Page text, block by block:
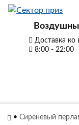
Доставка ко
8:00 - 22:00
• Сиреневый